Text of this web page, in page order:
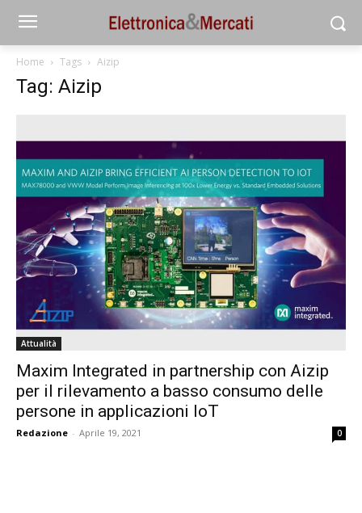
Home Tags Aizip
Tag: Aizip
Attualità
Maxim Integrated in partnership con Aizip
per il rilevamento a basso consumo delle
persone in applicazioni IoT
Redazione - Aprile 19, 2021 0